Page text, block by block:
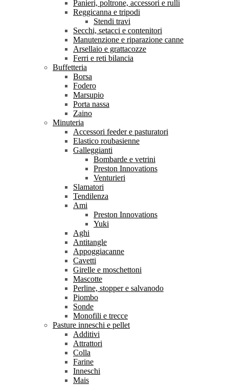
Panieri, poltrone, accessori e rulli
Reggicanna e tripodi
Stendi travi
Secchi, setacci e contenitori
Manutenzione e riparazione canne
Arsellaio e grattacozze
Ferri e reti bilancia
Buffetteria
Borsa
Fodero
Marsupio
Porta nassa
Zaino
Minuteria
Accessori feeder e pasturatori
Elastico roubasienne
Galleggianti
Bombarde e vetrini
Preston Innovations
Venturieri
Slamatori
Tendilenza
Ami
Preston Innovations
Yuki
Aghi
Antitangle
Appoggiacanne
Cavetti
Girelle e moschettoni
Mascotte
Perline, stopper e salvanodo
Piombo
Sonde
Monofili e trecce
Pasture inneschi e pellet
Additivi
Attrattori
Colla
Farine
Inneschi
Mais